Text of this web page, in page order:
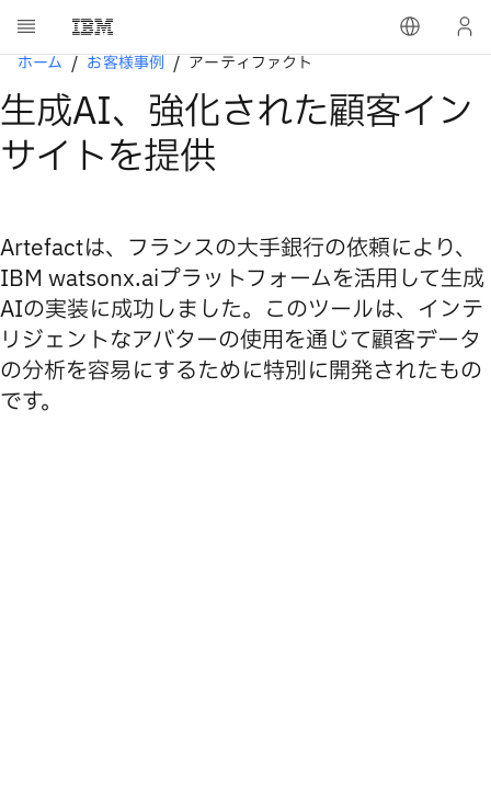
ホーム お客様事例 アーティファクト
生成AI、強化された顧客イン
サイトを提供
Artefactは、フランスの大手銀行の依頼により、
IBM watsonx.aiプラットフォームを活用して生成
AIの実装に成功しました。このツールは、インテ
リジェントなアバターの使用を通じて顧客データ
の分析を容易にするために特別に開発されたもの
です。